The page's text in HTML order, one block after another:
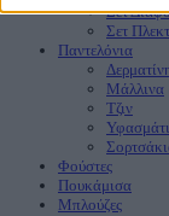
Σετ
Σετ
Παντελόνια
Μάλλινα
Τζιν
Φούστες
Πουκάμισα
Μπλούζες